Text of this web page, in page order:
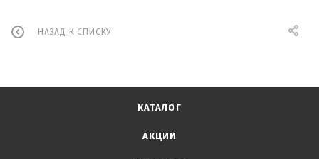
НАЗАД К СПИСКУ
КАТАЛОГ
АКЦИИ